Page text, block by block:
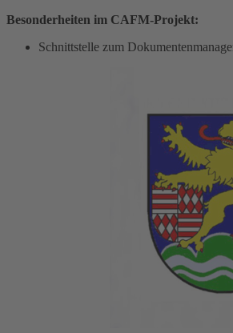
Besonderheiten im CAFM-Projekt:
Schnittstelle zum